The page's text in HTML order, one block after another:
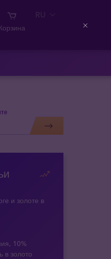
RU
и золоте в
10%
в золото
Close